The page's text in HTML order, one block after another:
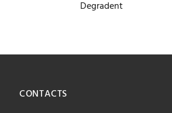
Degradent
CONTACTS